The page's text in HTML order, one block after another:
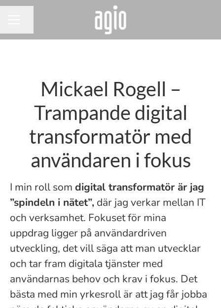
Mickael Rogell –
Trampande digital
transformatör med
användaren i fokus
I min roll som digital transformatör är jag
”spindeln i nätet”, där jag verkar mellan IT
och verksamhet. Fokuset för mina
uppdrag ligger på användardriven
utveckling, det vill säga att man utvecklar
och tar fram digitala tjänster med
användarnas behov och krav i fokus. Det
bästa med min yrkesroll är att jag får jobba